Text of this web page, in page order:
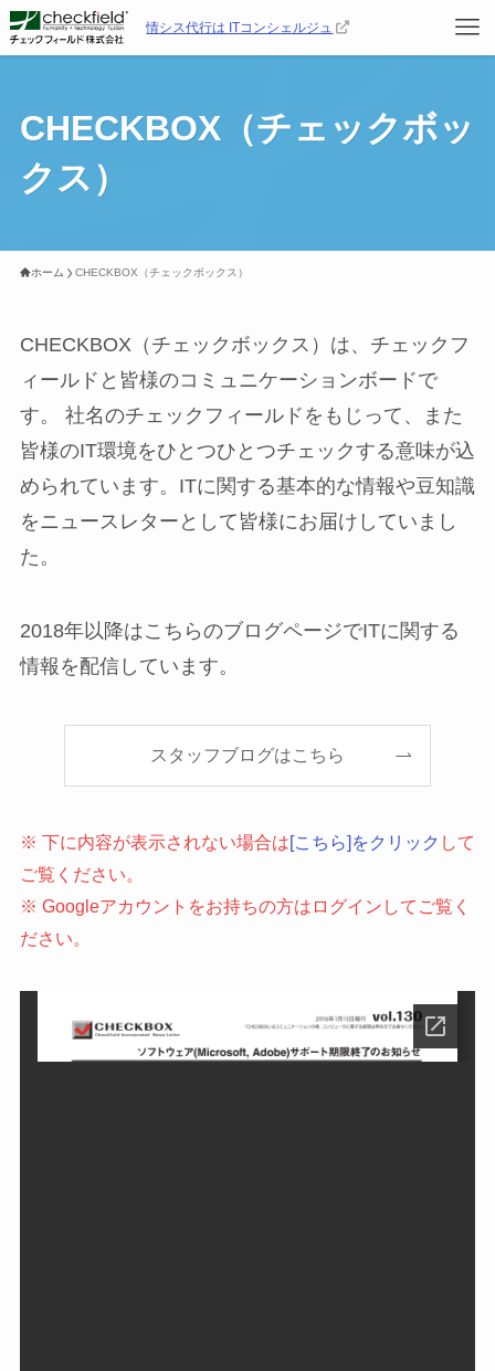
情シス代行は ITコンシェルジュ
CHECKBOX（チェックボッ
クス）
ホーム CHECKBOX（チェックボックス）
CHECKBOX（チェックボックス）は、チェックフ
ィールドと皆様のコミュニケーションボードで
す。 社名のチェックフィールドをもじって、また
皆様のIT環境をひとつひとつチェックする意味が込
められています。ITに関する基本的な情報や豆知識
をニュースレターとして皆様にお届けしていまし
た。
2018年以降はこちらのブログページでITに関する
情報を配信しています。
スタッフブログはこちら
※ 下に内容が表示されない場合は[こちら]をクリック して
ご覧ください。
※ Googleアカウントをお持ちの方はログインしてご覧く
ださい。